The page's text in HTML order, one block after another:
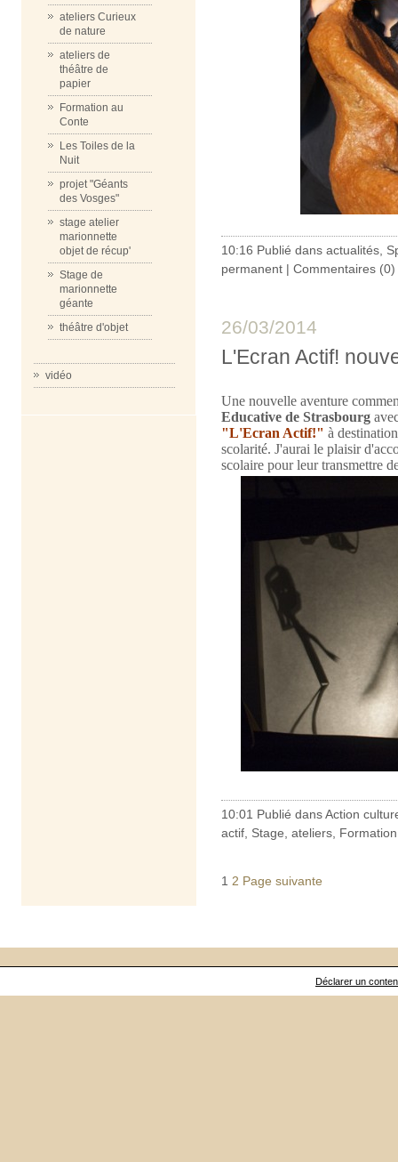
ateliers Curieux
de nature
ateliers de
théâtre de
papier
Formation au
Conte
Les Toiles de la
Nuit
projet "Géants
des Vosges"
stage atelier
marionnette
objet de récup'
Stage de
marionnette
géante
théâtre d'objet
vidéo
10:16 Publié dans actualités,
permanent | Commentaires (0)
26/03/2014
L'Ecran Actif!
Une nouvelle aventure
Educative de Strasbourg
"L'Ecran Actif!" à
scolarité. J'aurai le plaisir
scolaire pour leur transmettre
10:01 Publié dansAction
actif Stage, ateliers, Formation
1 2 Page suivante
Déclarer un